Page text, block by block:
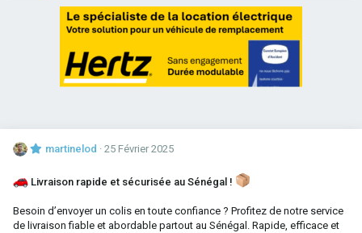
martinelod 25 Février 2025
Livraison rapide et sécurisée au Sénégal !
Besoin d’envoyer un colis en toute confiance ? Profitez de notre service
de livraison fiable et abordable partout au Sénégal. Rapide, efficace et